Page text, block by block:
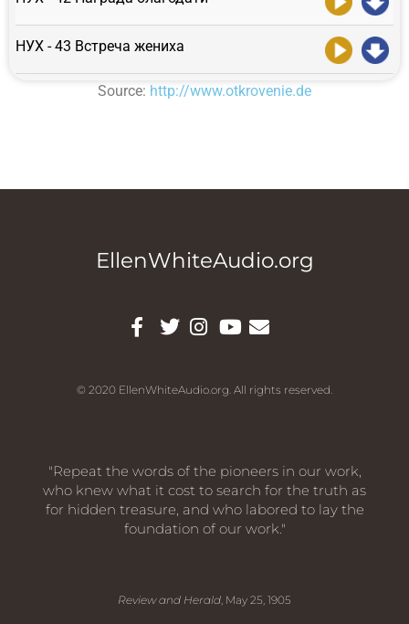
НУХ - 43 Встреча жениха
Source: http://www.otkrovenie.de
EllenWhiteAudio.org
© 2020 EllenWhiteAudio.org. All rights reserved.
"Repeat the words of the pioneers in our work,
who knew what it cost to search for the truth as
for hidden treasure, and who labored to lay the
foundation of our work."
Review and Herald , May 25, 1905